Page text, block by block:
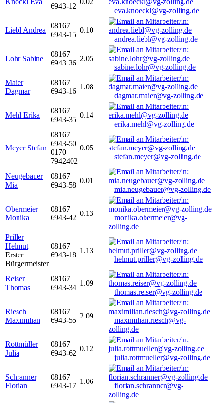
Knöckl Eva
6943-12
0.02
eva.knoeckl@vg-zolling.de
Liebl Andrea
08167
6943-15
0.10
andrea.liebl@vg-zolling.de
Lohr Sabine
08167
6943-36
2.05
sabine.lohr@vg-zolling.de
Maier
Dagmar
08167
6943-16
1.08
dagmar.maier@vg-zolling.de
Mehl Erika
08167
6943-35
0.14
erika.mehl@vg-zolling.de
Meyer Stefan
08167
6943-50
0170
7942402
0.05
stefan.meyer@vg-zolling.de
Neugebauer
Mia
08167
6943-58
0.01
mia.neugebauer@vg-zolling.de
Obermeier
Monika
08167
6943-42
0.13
monika.obermeier@vg-
zolling.de
Priller
Helmut
Erster
Bürgermeister
08167
6943-18
1.13
helmut.priller@vg-zolling.de
Reiser
Thomas
08167
6943-34
1.09
thomas.reiser@vg-zolling.de
Riesch
Maximilian
08167
6943-55
2.09
maximilian.riesch@vg-
zolling.de
Rottmüller
Julia
08167
6943-62
0.12
julia.rottmueller@vg-zolling.de
Schranner
Florian
08167
6943-17
1.06
florian.schranner@vg-
zolling.de